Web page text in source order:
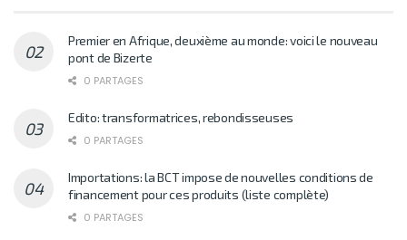
Premier en Afrique, deuxième au monde: voici le nouveau
pont de Bizerte
0 PARTAGES
Edito: transformatrices, rebondisseuses
0 PARTAGES
Importations: la BCT impose de nouvelles conditions de
financement pour ces produits (liste complète)
0 PARTAGES